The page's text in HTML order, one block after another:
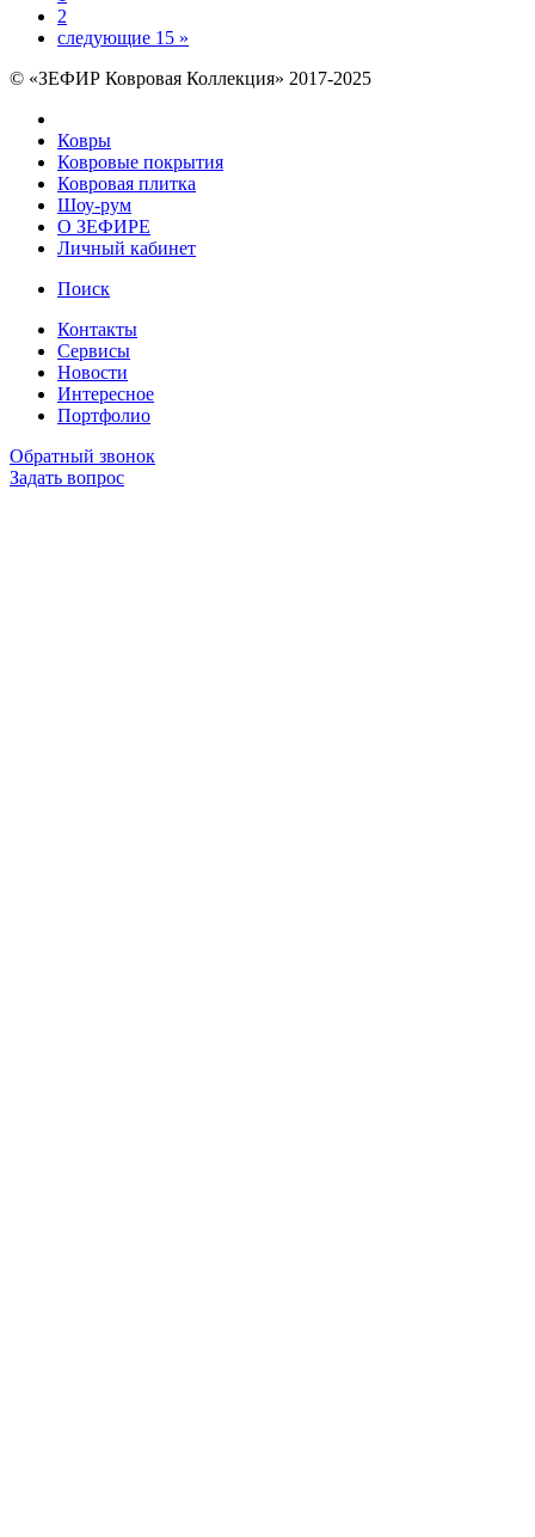
2
следующие 15 »
© «ЗЕФИР Ковровая Коллекция» 2017-2025
Ковры
Ковровые покрытия
Ковровая плитка
Шоу-рум
О ЗЕФИРЕ
Личный кабинет
Поиск
Контакты
Сервисы
Новости
Интересное
Портфолио
Обратный звонок
Задать вопрос